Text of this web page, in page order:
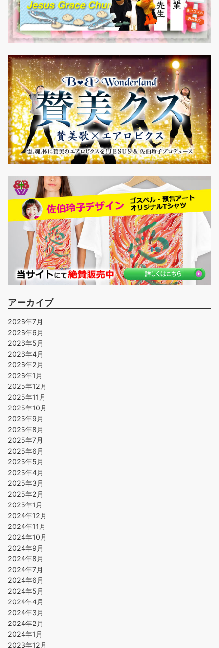
アーカイブ
2026年7月
2026年6月
2026年5月
2026年4月
2026年2月
2026年1月
2025年12月
2025年11月
2025年10月
2025年9月
2025年8月
2025年7月
2025年6月
2025年5月
2025年4月
2025年3月
2025年2月
2025年1月
2024年12月
2024年11月
2024年10月
2024年9月
2024年8月
2024年7月
2024年6月
2024年5月
2024年4月
2024年3月
2024年2月
2024年1月
2023年12月